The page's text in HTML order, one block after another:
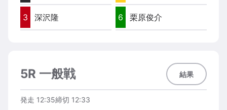
3 深沢隆 6 栗原俊介
5R 一般戦 結果
発走 12:35締切 12:33